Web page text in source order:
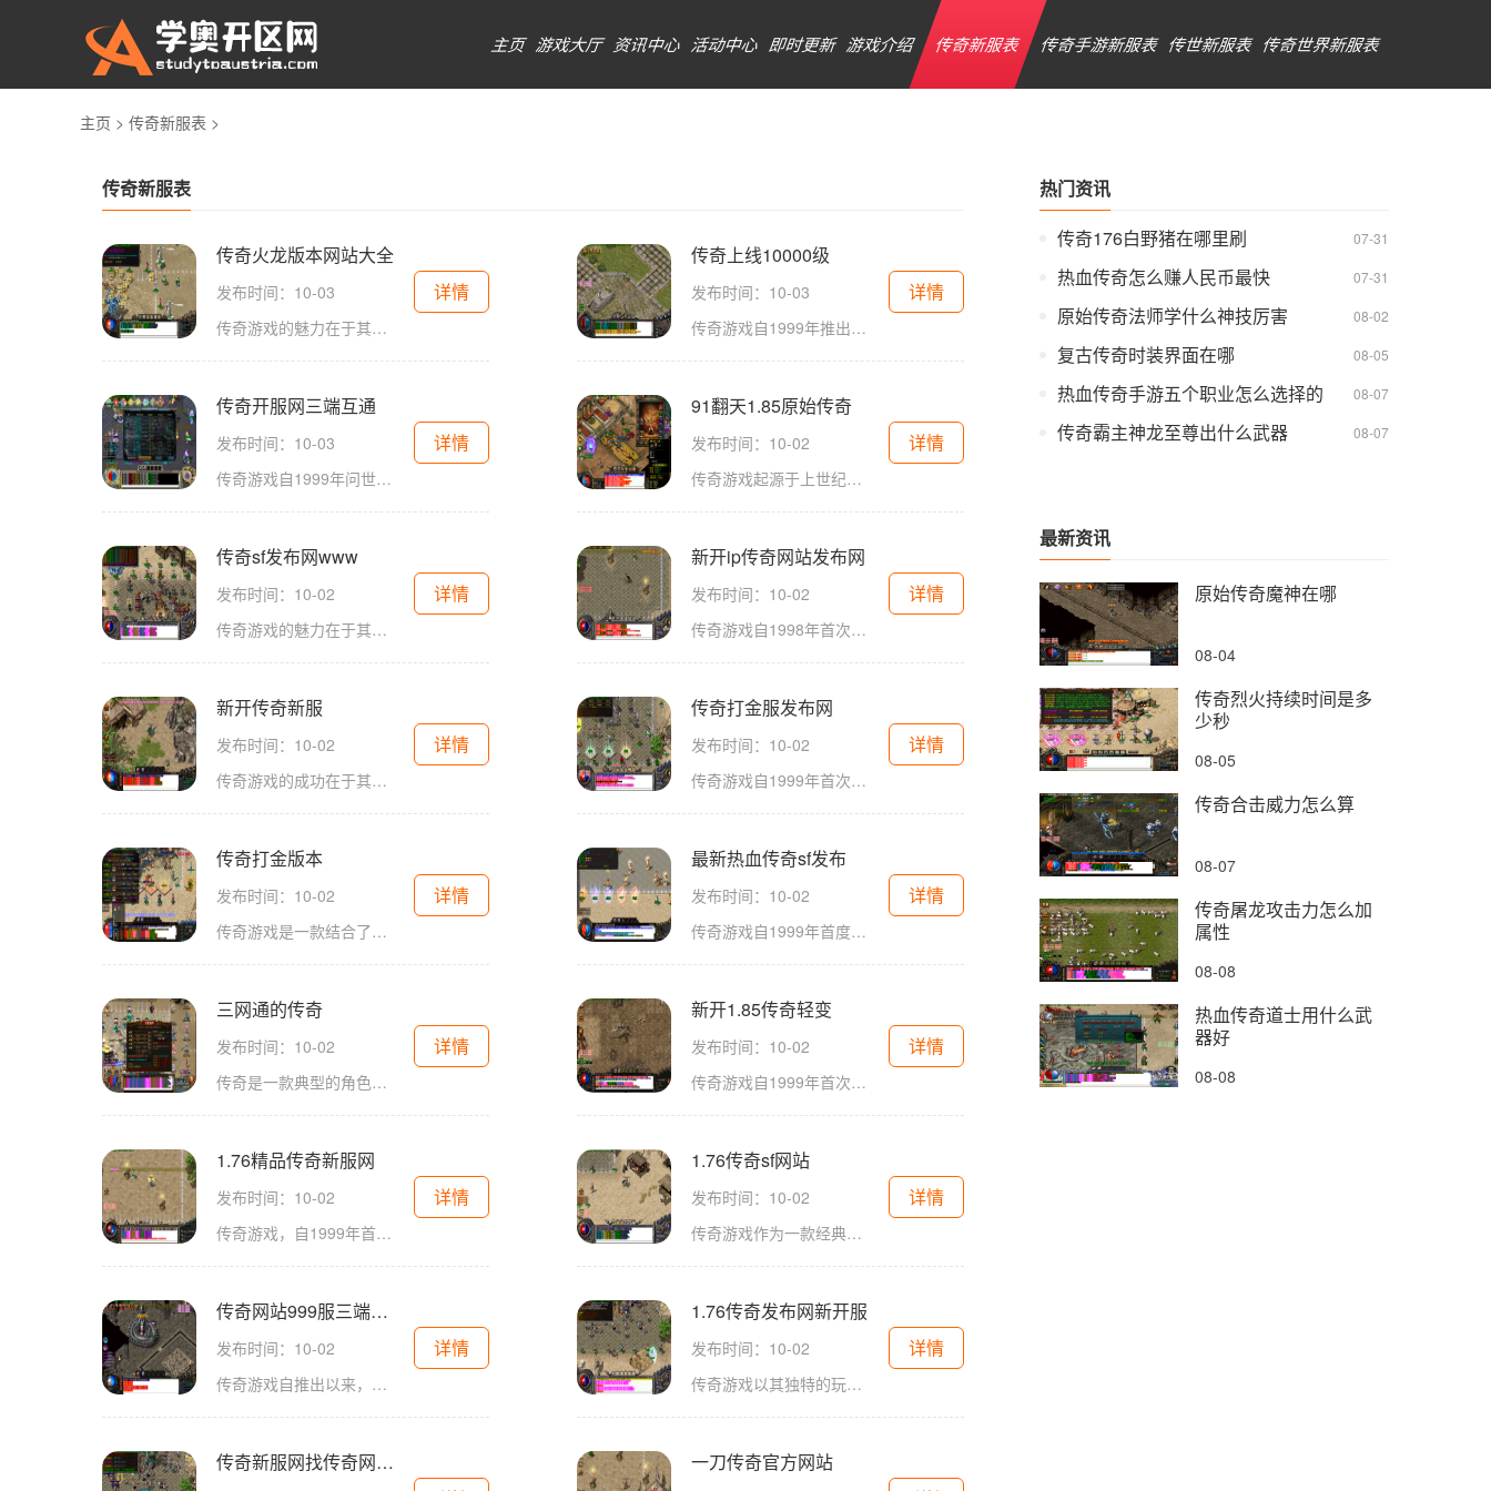
主页 游戏大厅 资讯中心 活动中心 即时更新 游戏介绍 传奇新服表 传奇手游新服表 传世新服表 传奇世界新服表
主页 > 传奇新服表 >
传奇新服表
传奇火龙版本网站大全
发布时间：10-03
传奇游戏的魅力在于其独特的玩法与社交系统。玩家可以选择不同的职业，如战士、法师和道士，开启自己的冒险之旅。游戏中，玩家需要通过击败怪物、完成任务和与其他玩家互动，逐渐提升自己的角色等级和装备。角色扮演的深度在传奇游戏中，角色扮演不仅仅是选择
详情
传奇上线10000级
发布时间：10-03
传奇游戏自1999年推出以来，便凭借其精美的画面、丰富的剧情和紧张的战斗赢得了大量忠实玩家。游戏采用了多种角色扮演元素，玩家可以选择不同的职业，如战士、法师和道士，每个职业都有其独特的技能和玩法。在传奇的世界里，玩家不仅可以完成各种任务，获
详情
传奇开服网三端互通
发布时间：10-03
传奇游戏自1999年问世以来，一直在游戏界占据着举足轻重的地位。它以其独特的玩法、丰富的职业选择和激烈的PK模式吸引着众多玩家。在传奇的世界里，玩家可以选择战士、法师和道士三大经典职业，每个职业都有其独特的技能和玩法。法师作为远程输出职业，
详情
91翻天1.85原始传奇
发布时间：10-02
传奇游戏起源于上世纪90年代，凭借其丰富的社交元素和自由度，迅速占领了市场。91翻天1.85原始传奇正是这一经典类型的延续和创新。在这款游戏中，玩家可以选择不同的职业，如战士、法师、道士，每个职业都有其独特的技能和玩法。游戏中的角色扮演元素
详情
传奇sf发布网www
发布时间：10-02
传奇游戏的魅力在于其开放的世界和多样的角色扮演体验。玩家可以选择不同的职业，如战士、法师和道士，每个职业都有其独特的技能和特点。战士以高血量和近战攻击为主，法师则擅长远程魔法攻击，而道士则是辅助型职业，能够为队友提供治疗和增益效果。角色扮演
详情
新开ip传奇网站发布网
发布时间：10-02
传奇游戏自1998年首次推出以来，便以其独特的玩法和浓厚的社交元素赢得了无数玩家的青睐。游戏以角色扮演为核心，让玩家在虚拟世界中化身为各类英雄角色，探索广阔的地图，完成任务，与其他玩家互动。在这片充满传奇色彩的大陆上，玩家可以选择不同的职业
详情
新开传奇新服
发布时间：10-02
传奇游戏的成功在于其引人入胜的世界观和自由度极高的玩法。玩家在游戏中扮演各具特色的角色，探索广袤的地图，完成任务，打怪升级。与传统的单机游戏不同，传奇游戏允许玩家之间的互动，形成一个充满活力的社区。在这个新开传奇新服中，你不仅可以与朋友组队
详情
传奇打金服发布网
发布时间：10-02
传奇游戏自1999年首次推出以来，便以其开放的世界和丰富的任务系统获得了玩家的喜爱。作为一款角色扮演游戏，玩家可以选择不同的职业，如战士、法师和道士，体验各具特色的游戏玩法。战士以其强大的近战攻击力和高防御著称；法师则以魔法攻击和远程打击为
详情
传奇打金版本
发布时间：10-02
传奇游戏是一款结合了角色扮演和多人在线互动的游戏。玩家在游戏中可以选择不同的职业，如战士、法师和道士等，每个职业都有其独特的技能和玩法。游戏的核心在于打怪升级、装备获取和社交互动。通过不断的战斗，玩家可以提升角色等级，获得更强的装备，最终在
详情
最新热血传奇sf发布
发布时间：10-02
传奇游戏自1999年首度推出以来，便以其开放的世界和丰富的角色扮演体验吸引了无数玩家。作为一种多人在线角色扮演游戏（MMORPG），传奇不仅提供了激烈的战斗和刺激的PK体验，更让玩家在一个庞大的虚拟世界中尽情探索。最新的热血传奇SF在经典基
详情
三网通的传奇
发布时间：10-02
传奇是一款典型的角色扮演游戏（RPG），玩家可以选择不同的职业，在游戏中进行冒险、打怪和升级。游戏的背景设定在一个魔幻的大陆上，玩家需要通过不断的探索和战斗，提升自己的角色能力，获取各种装备和道具。在这个过程中，玩家与其他玩家之间的互动也是
详情
新开1.85传奇轻变
发布时间：10-02
传奇游戏自1999年首次上线以来，便以其独特的玩法和深厚的背景故事吸引了众多玩家。作为一款多人在线角色扮演游戏（MMORPG），传奇游戏让玩家可以在虚拟世界中体验到丰富的冒险和战斗。新开1.85传奇轻变版本在原有基础上进行了一定的优化和改良
详情
1.76精品传奇新服网
发布时间：10-02
传奇游戏，自1999年首次发布以来，便以其开放的世界观和自由的角色扮演方式，赢得了玩家的喜爱。在1.76精品传奇新服网中，玩家将进入一个充满挑战与冒险的奇幻世界。这里有丰富的职业选择，包括战士、法师和道士等，每个职业都有其独特的技能和玩法，
详情
1.76传奇sf网站
发布时间：10-02
传奇游戏作为一款经典的角色扮演游戏，凭借其开放的世界观和自由的玩法，吸引了大量的玩家。游戏中，玩家可以选择不同的职业，如战士、法师和道士，每个职业都有其独特的技能和玩法。1.76版本的传奇私服，延续了这些经典元素，同时又加入了许多创新的玩法
详情
传奇网站999服三端互通
发布时间：10-02
传奇游戏自推出以来，就以其丰富的玩法和深厚的背景故事吸引了无数玩家。游戏中，玩家可以选择不同的职业，包括战士、法师和道士，每个职业都有其独特的技能和特点。这种职业的多样性，使得游戏的战斗和策略充满了变化。传奇网站999服在传统的基础上进行了
详情
1.76传奇发布网新开服
发布时间：10-02
传奇游戏以其独特的玩法和丰富的故事背景吸引了无数玩家。在这个虚拟的世界里，玩家不仅可以与其他玩家进行实时互动，还可以通过打怪、升级、交易等方式来提升自己的角色。在1.76版本中，经典的三大职业——战士、法师和道士，依然是玩家们热衷选择的角色
详情
传奇新服网找传奇网站大全 一刀传奇官方网站
热门资讯
传奇176白野猪在哪里刷
07-31
热血传奇怎么赚人民币最快 07-31
原始传奇法师学什么神技厉害 08-02
复古传奇时装界面在哪 08-05
热血传奇手游五个职业怎么选择的 08-07
传奇霸主神龙至尊出什么武器 08-07
最新资讯
原始传奇魔神在哪
08-04
传奇烈火持续时间是多
少秒
08-05
传奇合击威力怎么算
08-07
传奇屠龙攻击力怎么加
属性
08-08
热血传奇道士用什么武
器好
08-08